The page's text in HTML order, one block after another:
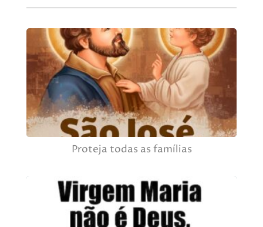
Proteja todas as famílias